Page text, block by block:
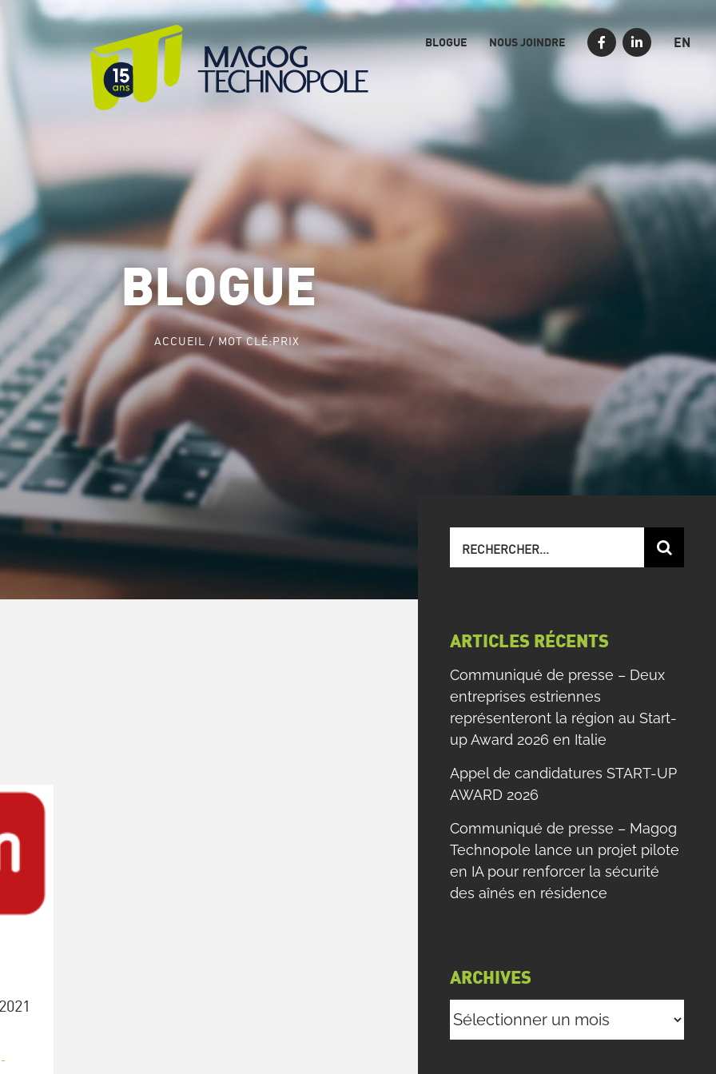
BLOGUE NOUS JOINDRE EN
BLOGUE
ACCUEIL MOT CLÉ:PRIX
sur
ARTICLES RÉCENTS
Communiqué de presse – Deux
entreprises estriennes
représenteront la région au Start-
up Award 2026 en Italie
Appel de candidatures START-UP
AWARD 2026
Communiqué de presse – Magog
Technopole lance un projet pilote
en IA pour renforcer la sécurité
des aînés en résidence
ARCHIVES
Archives